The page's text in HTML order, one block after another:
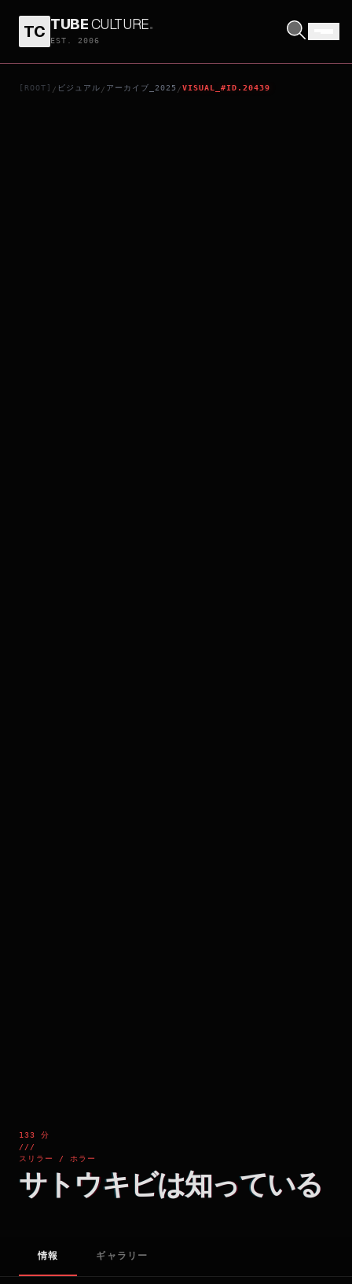
TC TUBECULTURE.
EST. 2006
[ROOT] / ビジュアル / アーカイブ_2025 /VISUAL_#ID.20439
133 分
///
スリラー / ホラー
サトウキビは知っている
サトウキビは知っている
情報 ギャラリー